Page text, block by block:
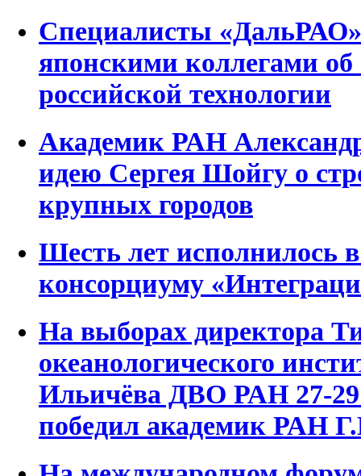
Специалисты «ДальРАО»
японскими коллегами об
российской технологии
Академик РАН
идею Сергея Шойгу о
крупных городов
Шесть лет исполнилось в
консорциуму
На выборах директора
океанологического
Ильичёва ДВО РАН 27-29
победил академик РАН